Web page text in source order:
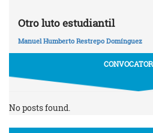
Otro luto estudiantil
Manuel Humberto Restrepo Domínguez
No posts found.